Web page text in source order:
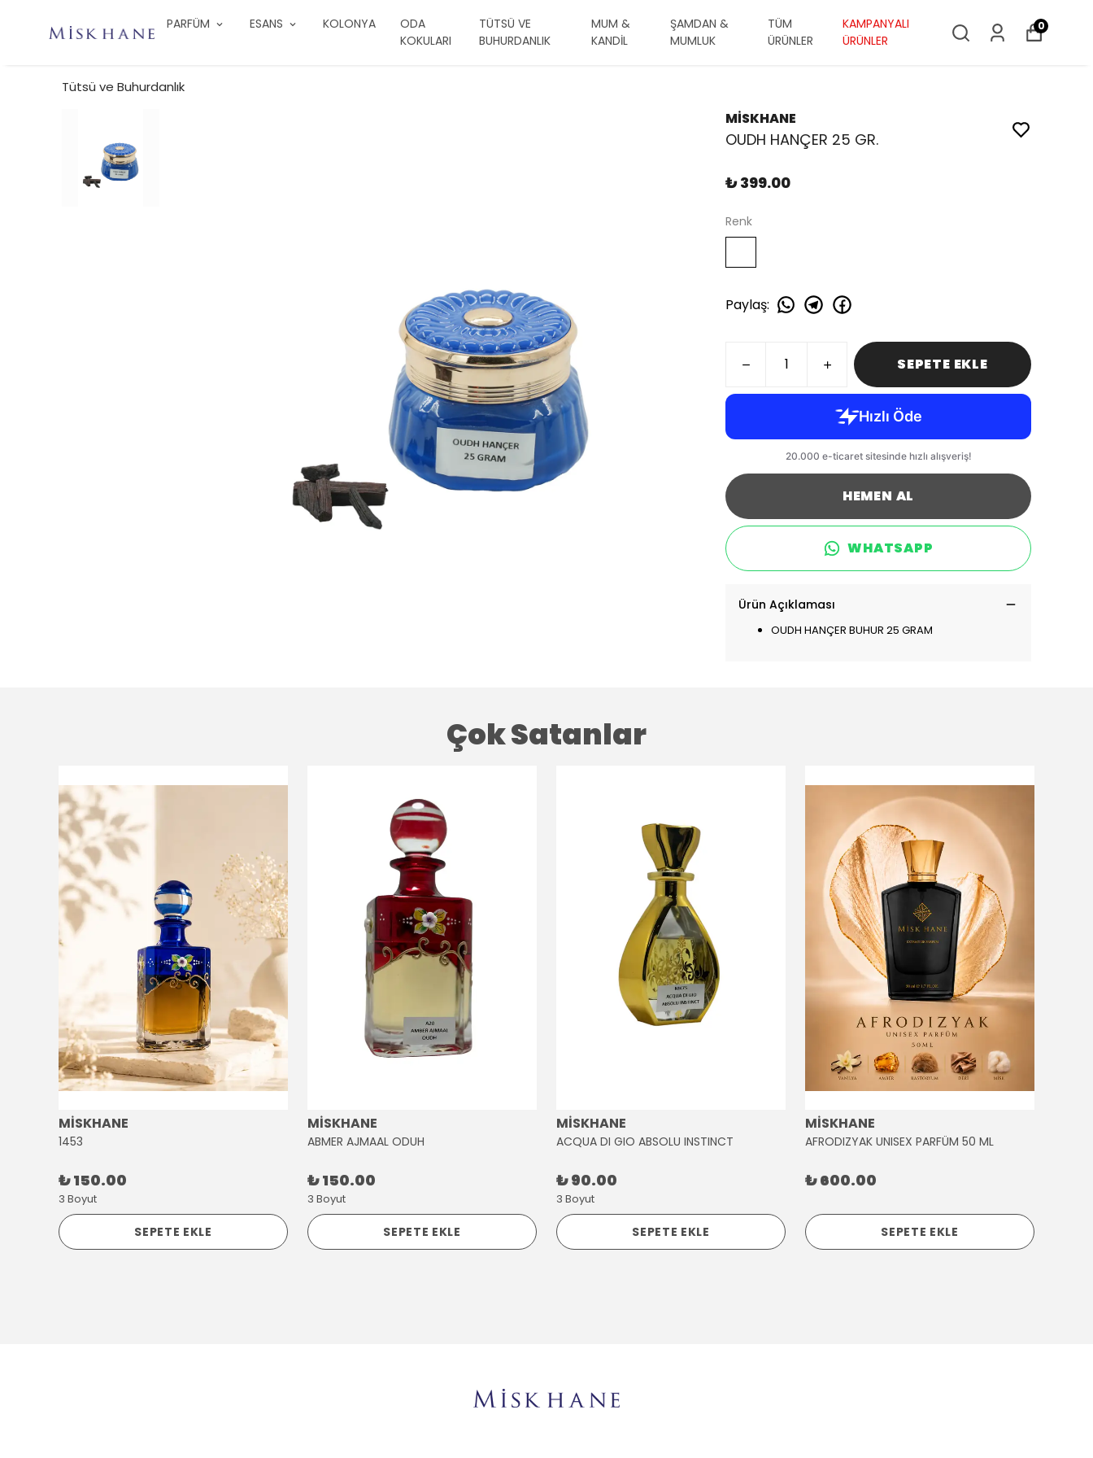
PARFÜM ESANS KOLONYA
ODA
KOKULARI
TÜTSÜ VE
BUHURDANLIK
MUM &
KANDİL
ŞAMDAN &
MUMLUK
TÜM
ÜRÜNLER
KAMPANYALI
ÜRÜNLER
0
Tütsü ve Buhurdanlık
MİSKHANE
OUDH HANÇER 25 GR.
₺ 399.00
Renk
Paylaş:
SEPETE EKLE
HEMEN AL
WHATSAPP
Ürün Açıklaması
OUDH HANÇER BUHUR 25 GRAM
Çok Satanlar
MİSKHANE
1453
₺ 150.00
3 Boyut
SEPETE EKLE
MİSKHANE
ABMER AJMAAL ODUH
₺ 150.00
3 Boyut
SEPETE EKLE
MİSKHANE
ACQUA DI GIO ABSOLU INSTINCT
₺ 90.00
3 Boyut
SEPETE EKLE
MİSKHANE
AFRODIZYAK UNISEX PARFÜM 50 ML
₺ 600.00
SEPETE EKLE